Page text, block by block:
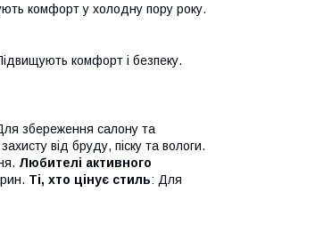
комфорт у холодну пору року.
комфорт і безпеку.
збереження салону та
від бруду, піску та вологи.
Любителі активного
Ті, хто цінує стиль: Для